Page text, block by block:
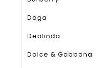
Daga
Deolinda
Dolce & Gabbana